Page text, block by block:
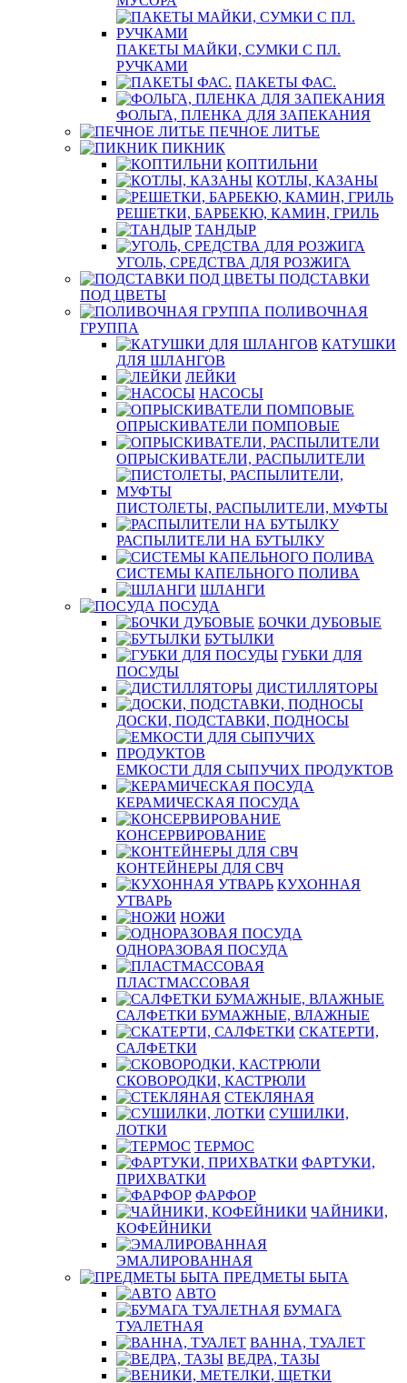
ПАКЕТЫ МАЙКИ, СУМКИ С ПЛ.
РУЧКАМИ
ПАКЕТЫ ФАС.
ФОЛЬГА, ПЛЕНКА ДЛЯ ЗАПЕКАНИЯ
ПЕЧНОЕ ЛИТЬЕ
ПИКНИК
КОПТИЛЬНИ
КОТЛЫ, КАЗАНЫ
РЕШЕТКИ, БАРБЕКЮ, КАМИН, ГРИЛЬ
ТАНДЫР
УГОЛЬ, СРЕДСТВА ДЛЯ РОЗЖИГА
ПОДСТАВКИ
ПОД ЦВЕТЫ
ПОЛИВОЧНАЯ
ГРУППА
КАТУШКИ
ДЛЯ ШЛАНГОВ
ЛЕЙКИ
НАСОСЫ
ОПРЫСКИВАТЕЛИ ПОМПОВЫЕ
ОПРЫСКИВАТЕЛИ, РАСПЫЛИТЕЛИ
ПИСТОЛЕТЫ, РАСПЫЛИТЕЛИ, МУФТЫ
РАСПЫЛИТЕЛИ НА БУТЫЛКУ
СИСТЕМЫ КАПЕЛЬНОГО ПОЛИВА
ШЛАНГИ
ПОСУДА
БОЧКИ ДУБОВЫЕ
БУТЫЛКИ
ГУБКИ ДЛЯ
ПОСУДЫ
ДИСТИЛЛЯТОРЫ
ДОСКИ, ПОДСТАВКИ, ПОДНОСЫ
ЕМКОСТИ ДЛЯ СЫПУЧИХ ПРОДУКТОВ
КЕРАМИЧЕСКАЯ ПОСУДА
КОНСЕРВИРОВАНИЕ
КОНТЕЙНЕРЫ ДЛЯ СВЧ
КУХОННАЯ
УТВАРЬ
НОЖИ
ОДНОРАЗОВАЯ ПОСУДА
ПЛАСТМАССОВАЯ
САЛФЕТКИ БУМАЖНЫЕ, ВЛАЖНЫЕ
СКАТЕРТИ,
САЛФЕТКИ
СКОВОРОДКИ, КАСТРЮЛИ
СТЕКЛЯНАЯ
СУШИЛКИ,
ЛОТКИ
ТЕРМОС
ФАРТУКИ,
ПРИХВАТКИ
ФАРФОР
ЧАЙНИКИ,
КОФЕЙНИКИ
ЭМАЛИРОВАННАЯ
ПРЕДМЕТЫ БЫТА
АВТО
БУМАГА
ТУАЛЕТНАЯ
ВАННА, ТУАЛЕТ
ВЕДРА, ТАЗЫ